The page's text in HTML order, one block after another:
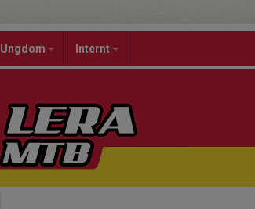
Ungdom Internt